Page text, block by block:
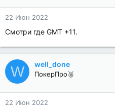
22 Июн 2022
Смотри где GMT +11.
W well_done
ПокерПро🥈
22 Июн 2022